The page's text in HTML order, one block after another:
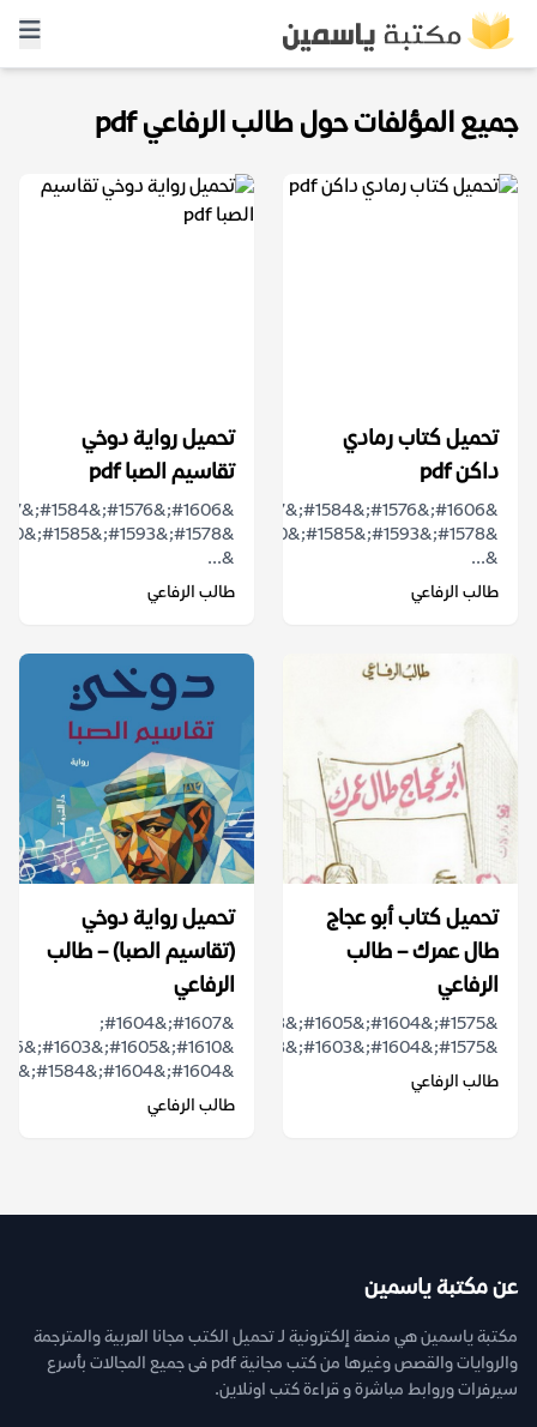
جميع المؤلفات حول طالب الرفاعي pdf
تحميل كتاب رمادي
داكن pdf
&#1578;&#1593;&#1585;&#1610;&#1601;&#1610;&#1577;
&...
طالب الرفاعي
تحميل رواية دوخي
تقاسيم الصبا pdf
&...
طالب الرفاعي
تحميل كتاب أبو عجاج
طال عمرك – طالب
الرفاعي
&#1575;&#1604;&#1605;&#1603;&#1575;&#1606;
&#1575;&#1604;&#1603;&#1608;&#1610;&#...
طالب الرفاعي
تحميل رواية دوخي
(تقاسيم الصبا) – طالب
الرفاعي
&#1607;&#1604;
&#1604;&#1604;&#1584;&#1575;&#1603;&...
طالب الرفاعي
عن مكتبة ياسمين
مكتبة ياسمين هي منصة إلكترونية لـ تحميل الكتب مجانا العربية والمترجمة
والروايات والقصص وغيرها من كتب مجانية pdf فى جميع المجالات بأسرع
سيرفرات وروابط مباشرة و قراءة كتب اونلاين.